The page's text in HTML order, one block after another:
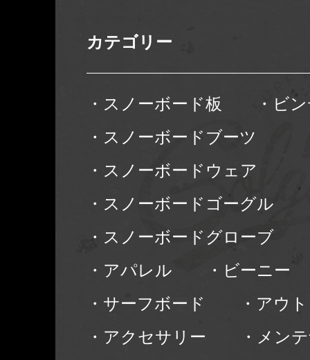
カテゴリー
・スノーボード板
・ビ
・スノーボードブーツ
・スノーボードウェア
・スノーボードゴーグル
・スノーボードグローブ
・アパレル
・ビーニー
・サーフボード
・アウ
・アクセサリー
・メン